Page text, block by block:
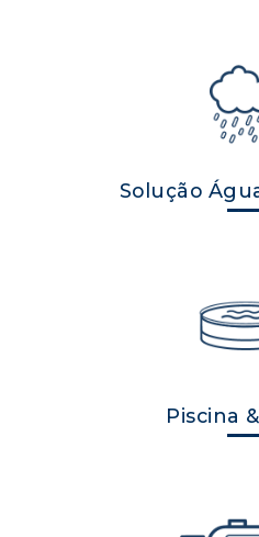
Solução
Piscina